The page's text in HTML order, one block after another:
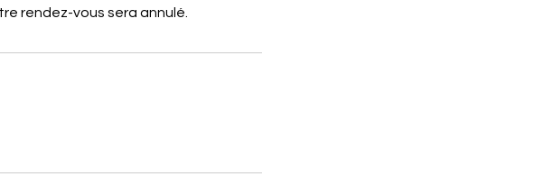
rendez-vous sera annulé.